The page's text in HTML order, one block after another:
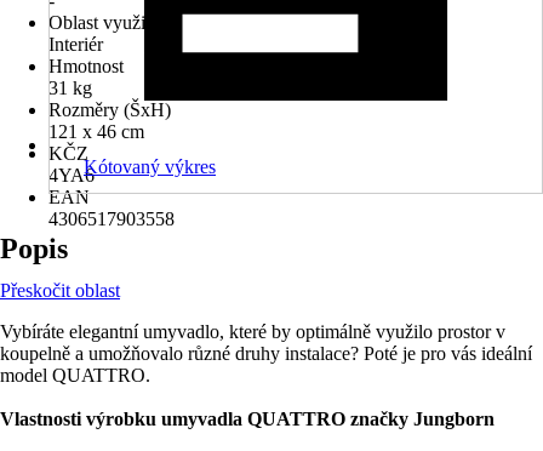
Oblast využití
Interiér
Hmotnost
31 kg
Rozměry (ŠxH)
121 x 46 cm
KČZ
4YA6
EAN
4306517903558
Kótovaný výkres
Popis
Přeskočit oblast
Vybíráte elegantní umyvadlo, které by optimálně využilo prostor v
koupelně a umožňovalo různé druhy instalace? Poté je pro vás ideální
model QUATTRO.
Vlastnosti výrobku umyvadla QUATTRO značky Jungborn